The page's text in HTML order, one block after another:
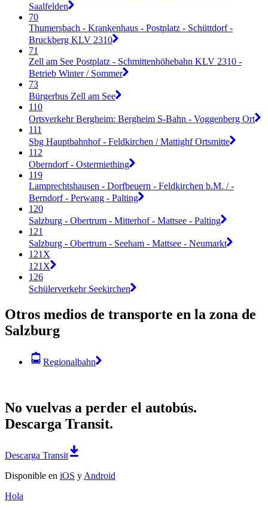
Saalfelden
70
Thumersbach - Krankenhaus - Postplatz - Schüttdorf -
Bruckberg KLV 2310
71
Zell am See Postplatz - Schmittenhöhebahn KLV 2310 -
Betrieb Winter / Sommer
73
Bürgerbus Zell am See
110
Ortsverkehr Bergheim: Bergheim S-Bahn - Voggenberg Ort
111
Sbg Hauptbahnhof - Feldkirchen / Mattighf Ortsmitte
112
Oberndorf - Ostermiething
119
Lamprechtshausen - Dorfbeuern - Feldkirchen b.M. / -
Berndorf - Perwang - Palting
120
Salzburg - Obertrum - Mitterhof - Mattsee - Palting
121
Salzburg - Obertrum - Seeham - Mattsee - Neumarkt
121X
121X
126
Schülerverkehr Seekirchen
Otros medios de transporte en la zona de
Salzburg
Regionalbahn
No vuelvas a perder el autobús.
Descarga Transit.
Descarga Transit
Disponible en iOS y Android
Hola